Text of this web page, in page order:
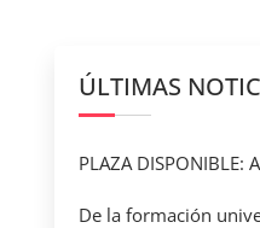
ÚLTIMAS
PLAZA DISPONIBLE:
De la formación